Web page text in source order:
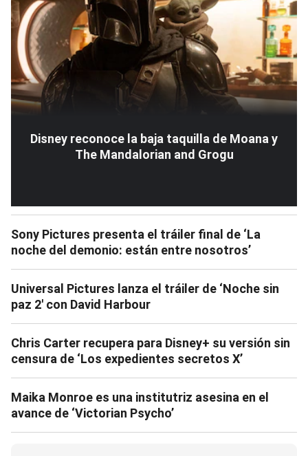
Disney reconoce la baja taquilla de Moana y
The Mandalorian and Grogu
Sony Pictures presenta el tráiler final de ‘La
noche del demonio: están entre nosotros’
Universal Pictures lanza el tráiler de ‘Noche sin
paz 2′ con David Harbour
Chris Carter recupera para Disney+ su versión sin
censura de ‘Los expedientes secretos X’
Maika Monroe es una institutriz asesina en el
avance de ‘Victorian Psycho’